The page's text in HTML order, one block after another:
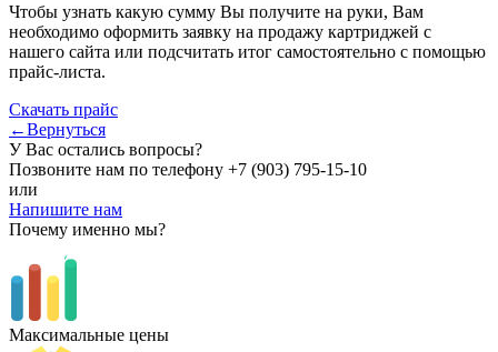
Чтобы узнать какую сумму Вы получите на руки, Вам
необходимо оформить заявку на продажу картриджей с
нашего сайта или подсчитать итог самостоятельно с помощью
прайс-листа.
Скачать прайс
←Вернуться
У Вас остались вопросы?
Позвоните нам по телефону +7 (903) 795-15-10
или
Напишите нам
Почему именно мы?
Максимальные цены